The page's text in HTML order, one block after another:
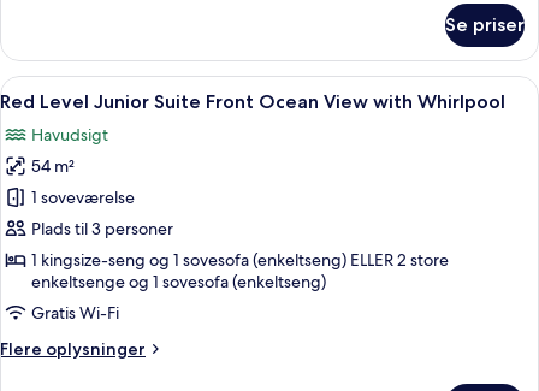
Level
Junior
Suite
Partial
View
Se priser
Indlæs
alle
billeder
af
Red
Level
Junior
Suite
Front
Ocean
View
En balkon med udsigt over havet,
12
Red Level Junior Suite Front Ocean View with Whirlpool
Havudsigt
54 m²
1 soveværelse
Plads til 3 personer
1 kingsize-seng og 1 sovesofa (enkeltseng) ELLER 2 store
enkeltsenge og 1 sovesofa (enkeltseng)
Gratis Wi-Fi
Flere oplysninger
Flere